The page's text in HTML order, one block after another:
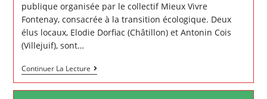
publique organisée par le collectif Mieux Vivre
Fontenay, consacrée à la transition écologique. Deux
élus locaux, Elodie Dorfiac (Châtillon) et Antonin Cois
(Villejuif), sont…
Continuer La Lecture Une
réunion
inspirante
sur